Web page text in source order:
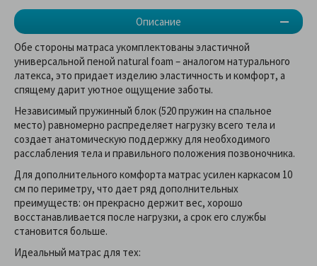
Описание
Обе стороны матраса укомплектованы эластичной
универсальной пеной natural foam – аналогом натурального
латекса, это придает изделию эластичность и комфорт, а
спящему дарит уютное ощущение заботы.
Независимый пружинный блок (520 пружин на спальное
место) равномерно распределяет нагрузку всего тела и
создает анатомическую поддержку для необходимого
расслабления тела и правильного положения позвоночника.
Для дополнительного комфорта матрас усилен каркасом 10
см по периметру, что дает ряд дополнительных
преимуществ: он прекрасно держит вес, хорошо
восстанавливается после нагрузки, а срок его службы
становится больше.
Идеальный матрас для тех: